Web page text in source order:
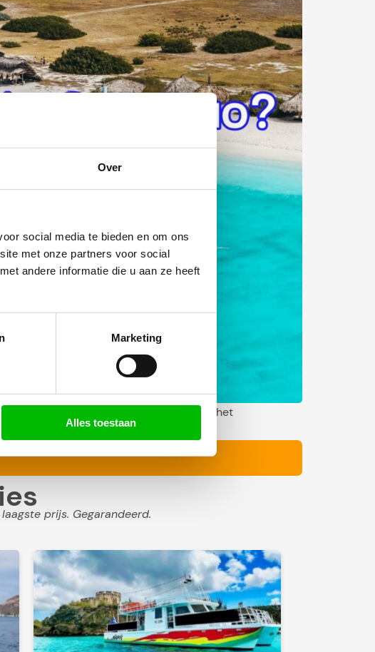
Over
social media te bieden en om ons
met onze partners voor social
andere informatie die u aan ze heeft
Marketing
Alles toestaan
richting Westcoast of je gaat naar het
en tips.
prijs. Gegarandeerd.